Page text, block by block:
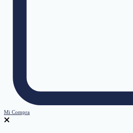
Mi Compra